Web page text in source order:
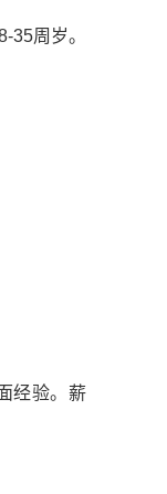
周岁。
经验。薪